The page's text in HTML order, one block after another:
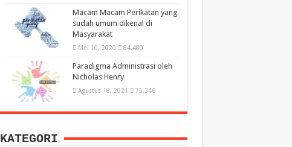
Macam Macam Perikatan yang
sudah umum dikenal di
Masyarakat
Mei 10, 2020 84,480
Paradigma Administrasi oleh
Nicholas Henry
Agustus 18, 2021 75,346
KATEGORI